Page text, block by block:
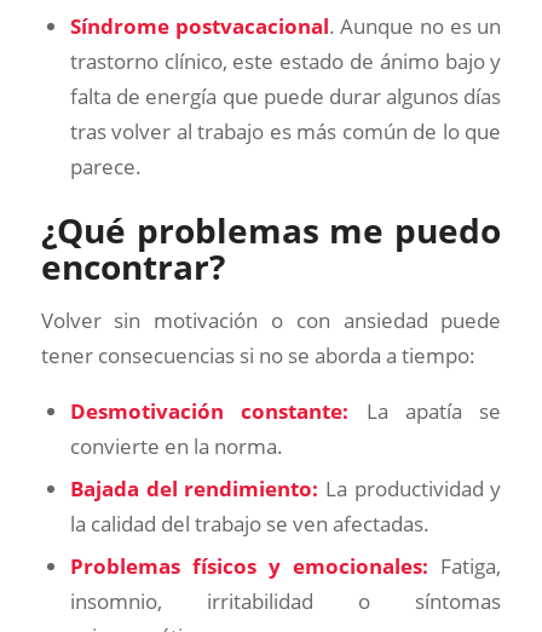
Síndrome postvacacional. Aunque no es un
trastorno clínico, este estado de ánimo bajo y
falta de energía que puede durar algunos días
tras volver al trabajo es más común de lo que
parece.
¿Qué problemas me puedo
encontrar?
Volver sin motivación o con ansiedad puede
tener consecuencias si no se aborda a tiempo:
Desmotivación constante: La apatía se
convierte en la norma.
Bajada del rendimiento: La productividad y
la calidad del trabajo se ven afectadas.
Problemas físicos y emocionales: Fatiga,
insomnio, irritabilidad o síntomas